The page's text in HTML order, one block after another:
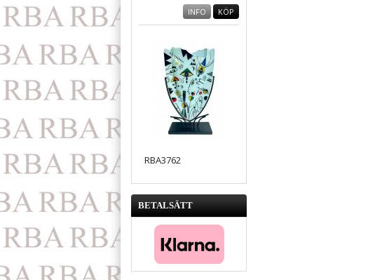
INFO KÖP
RBA3762
INFO
BETALSÄTT